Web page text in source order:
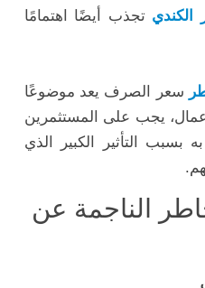
الكندي تجذب أيضًا اهتمامًا
سعر الصرف يعد موضوعًا
يجب على المستثمرين
بسبب التأثير الكبير الذي
الناجمة عن